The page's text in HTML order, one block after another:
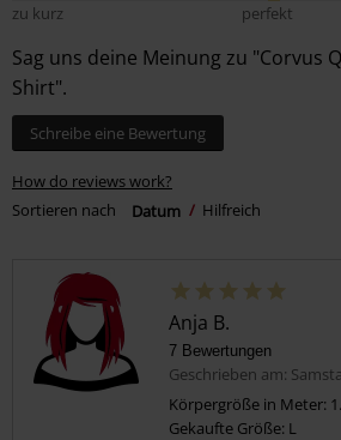
zu kurz
perfekt
Sag uns deine Meinung zu "Corvus
Shirt".
Schreibe eine Bewertung
How do reviews work?
Sortieren nach
Datum Hilfreich
Anja B.
7 Bewertungen
Geschrieben am:
Körpergröße in Meter:
Gekaufte Größe: L